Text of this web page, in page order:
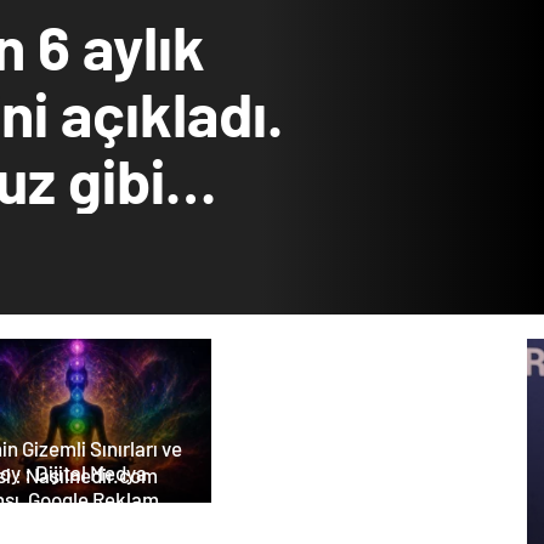
6 aylık
açıkladı.
gibi…
Gizemli Sınırları ve
: Nasılnedir.com
Medya
Google Reklam